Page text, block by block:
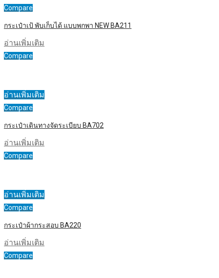
Compare
กระเป๋าเป้ พับเก็บได้ แบบพกพา NEW BA211
อ่านเพิ่มเติม
Compare
อ่านเพิ่มเติม
Compare
กระเป๋าเดินทางจัดระเบียบ BA702
อ่านเพิ่มเติม
Compare
อ่านเพิ่มเติม
Compare
กระเป๋าผ้ากระสอบ BA220
อ่านเพิ่มเติม
Compare